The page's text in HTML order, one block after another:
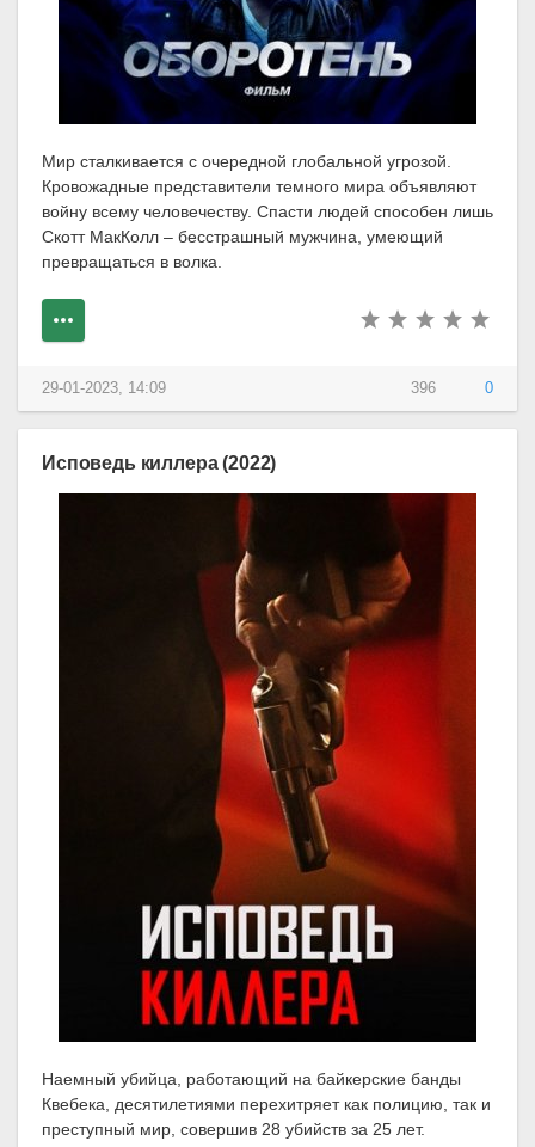
Мир сталкивается с очередной глобальной угрозой.
Кровожадные представители темного мира объявляют
войну всему человечеству. Спасти людей способен лишь
Скотт МакКолл – бесстрашный мужчина, умеющий
превращаться в волка.
396 0
29-01-2023, 14:09
Исповедь киллера (2022)
Наемный убийца, работающий на байкерские банды
Квебека, десятилетиями перехитряет как полицию, так и
преступный мир, совершив 28 убийств за 25 лет.